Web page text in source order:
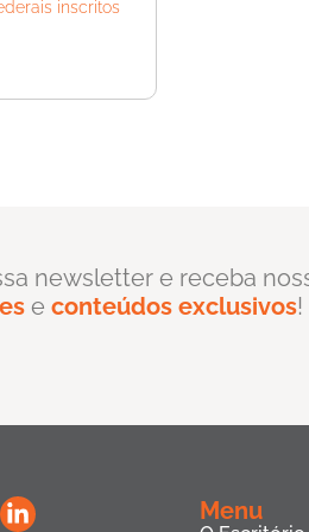
inscritos
newsletter e receba
e conteúdos exclusivos!
Menu